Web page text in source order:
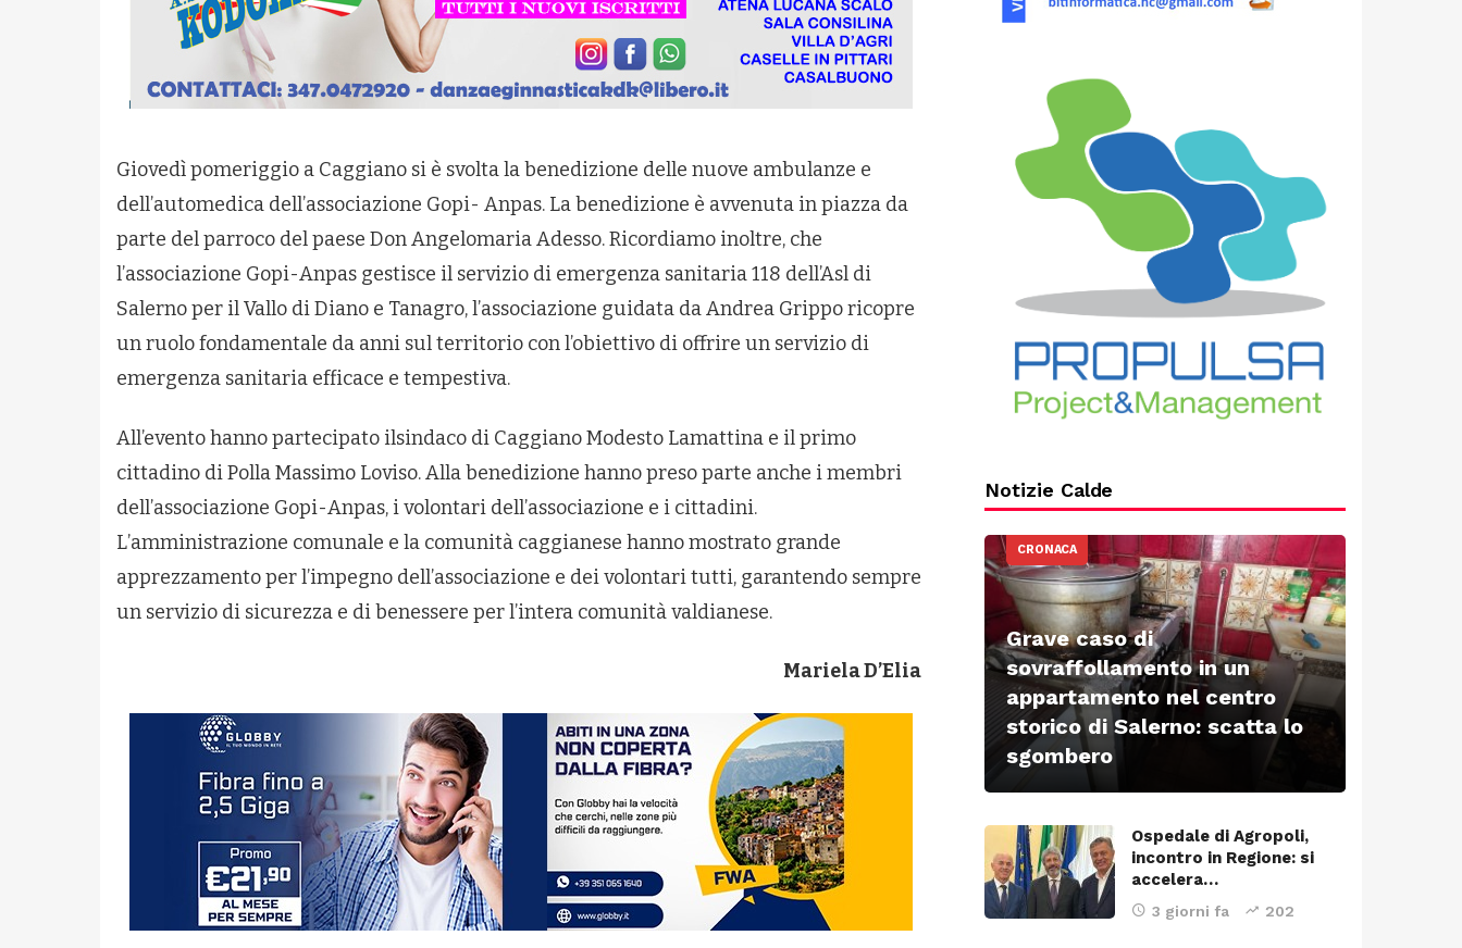
Giovedì pomeriggio a Caggiano si è svolta la benedizione delle nuove ambulanze e
dell’automedica dell’associazione Gopi- Anpas. La benedizione è avvenuta in piazza da
parte del parroco del paese Don Angelomaria Adesso. Ricordiamo inoltre, che
l’associazione Gopi-Anpas gestisce il servizio di emergenza sanitaria 118 dell’Asl di
Salerno per il Vallo di Diano e Tanagro, l’associazione guidata da Andrea Grippo ricopre
un ruolo fondamentale da anni sul territorio con l’obiettivo di offrire un servizio di
emergenza sanitaria efficace e tempestiva.
All’evento hanno partecipato ilsindaco di Caggiano Modesto Lamattina e il primo
cittadino di Polla Massimo Loviso. Alla benedizione hanno preso parte anche i membri
dell’associazione Gopi-Anpas, i volontari dell’associazione e i cittadini.
L’amministrazione comunale e la comunità caggianese hanno mostrato grande
apprezzamento per l’impegno dell’associazione e dei volontari tutti, garantendo sempre
un servizio di sicurezza e di benessere per l’intera comunità valdianese.
Mariela D’Elia
Notizie Calde
CRONACA
Grave caso di
sovraffollamento in un
appartamento nel centro
storico di Salerno: scatta lo
sgombero
Ospedale di Agropoli,
incontro in Regione: si
accelera…
3 giorni fa 202